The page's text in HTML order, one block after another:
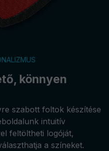
könnyen
szabott foltok készítése
intuitív
feltöltheti logóját,
a színeket.